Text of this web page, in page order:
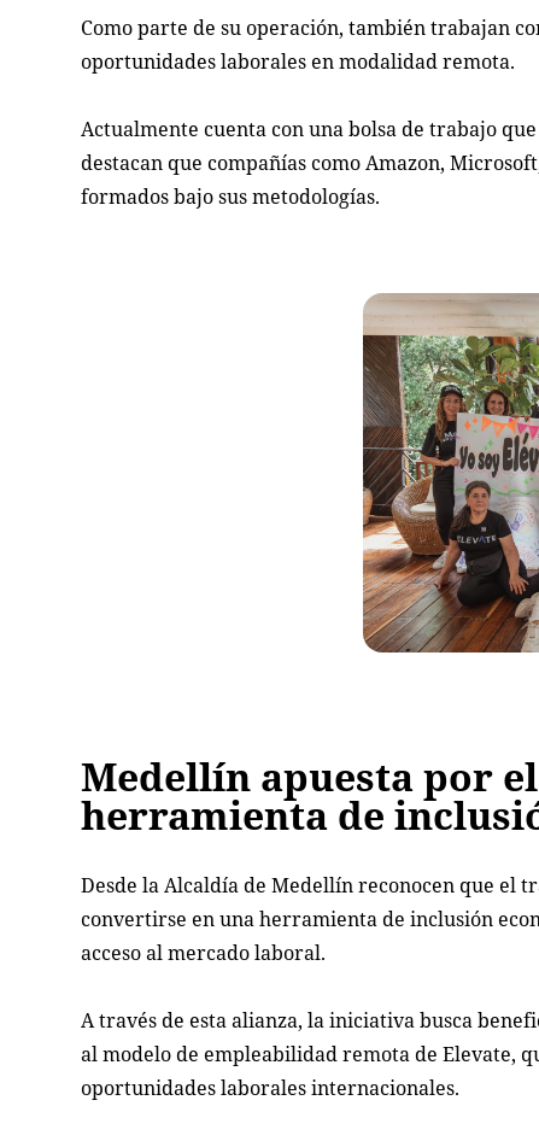
Como parte de su operación, también trabajan
oportunidades laborales en modalidad remota.
Actualmente cuenta con una bolsa de trabajo
destacan que compañías como Amazon,
formados bajo sus metodologías.
Medellín apuesta por
herramienta de
Desde la Alcaldía de Medellín reconocen que el
convertirse en una herramienta de inclusión
acceso al mercado laboral.
A través de esta alianza, la iniciativa busca
al modelo de empleabilidad remota de Elevate,
oportunidades laborales internacionales.